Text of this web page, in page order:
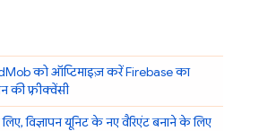
को ऑप्टिमाइज़ करें Firebase का
की फ़्रीक्वेंसी
विज्ञापन यूनिट के नए वैरिएंट बनाने के लिए